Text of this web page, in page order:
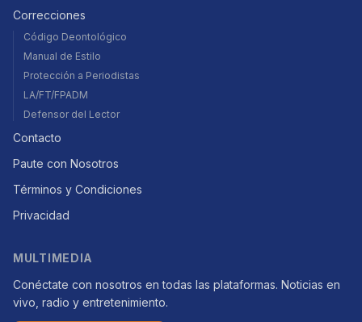
Correcciones
Código Deontológico
Manual de Estilo
Protección a Periodistas
LA/FT/FPADM
Defensor del Lector
Contacto
Paute con Nosotros
Términos y Condiciones
Privacidad
MULTIMEDIA
Conéctate con nosotros en todas las plataformas. Noticias en
vivo, radio y entretenimiento.